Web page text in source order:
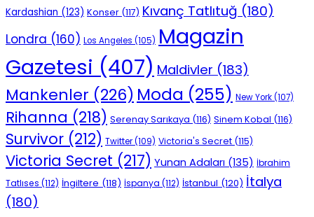
Kardashian (123) Konser (117) Kıvanç Tatlıtuğ (180)
Londra (160) Los Angeles (105) Magazin
Gazetesi (407) Maldivler (183)
Mankenler (226) Moda (255) New York(107)
Rihanna (218) Serenay Sarıkaya (116) Sinem Kobal (116)
Survivor (212) Twitter(109) Victoria's Secret (115)
Victoria Secret (217) Yunan Adaları (135) İbrahim
Tatlıses (112) İngiltere (118) İspanya (112) İstanbul (120) İtalya
(180)